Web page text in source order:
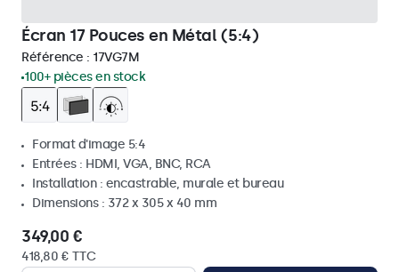
Écran 17 Pouces en Métal (5:4)
Référence : 17VG7M
100+ pièces en stock
Format d'image 5:4
Entrées : HDMI, VGA, BNC, RCA
Installation : encastrable, murale et bureau
Dimensions : 372 x 305 x 40 mm
349,00 €
418,80 € TTC